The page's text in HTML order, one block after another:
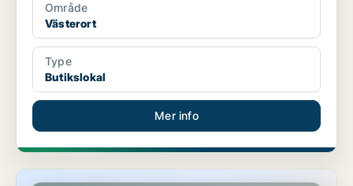
Område
Västerort
Type
Butikslokal
Mer info
Butikslokal i Västerort